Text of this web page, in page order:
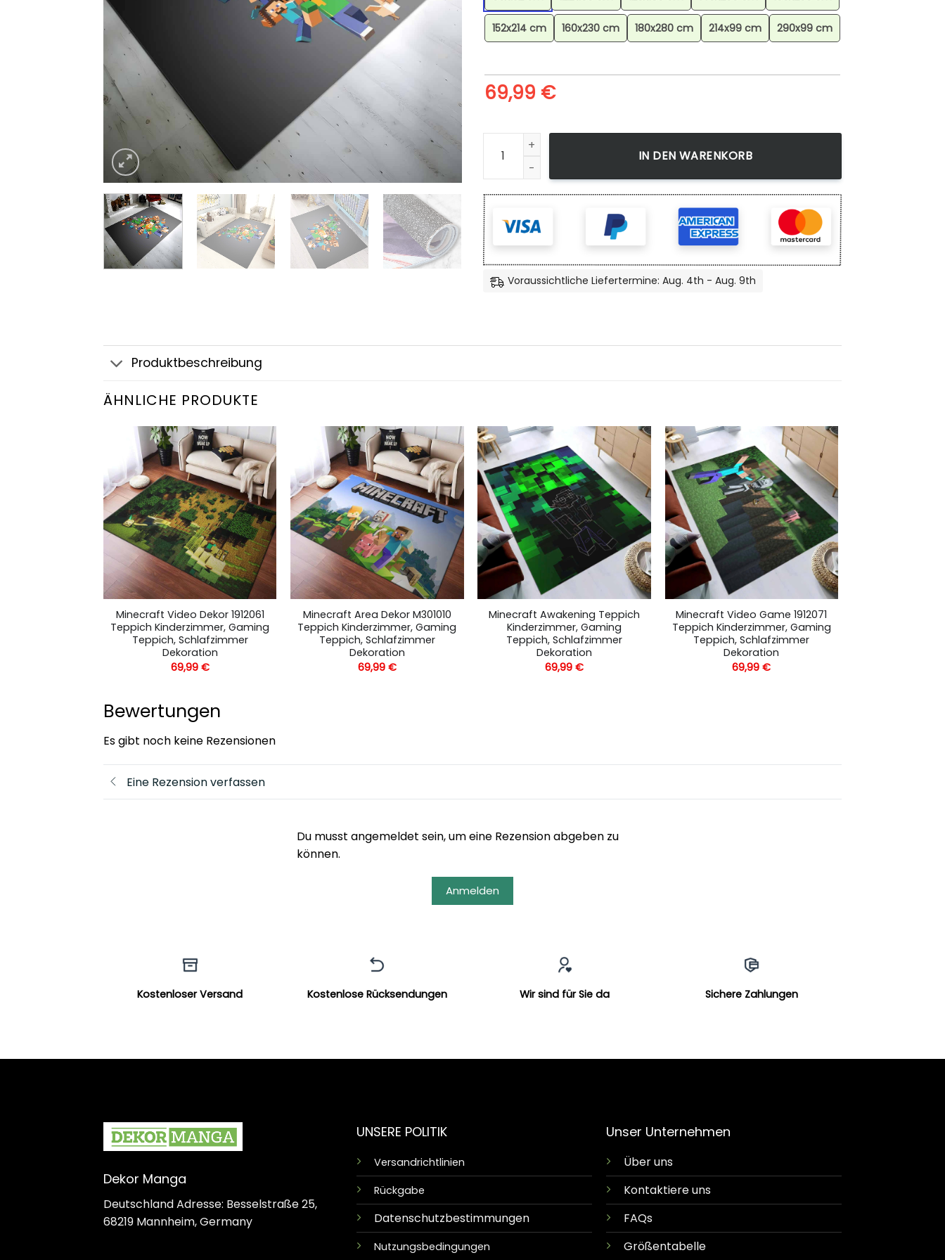
152x214 cm 160x230 cm 180x280 cm 214x99 cm 290x99 cm
69,99 €
Minecraft Alle Charaktere Steve Creeper Schwein Zombie Dorfbewohner Teppich, Pixel
IN DEN WARENKORB
Voraussichtliche Liefertermine: Aug. 4th - Aug. 9th
Produktbeschreibung
ÄHNLICHE PRODUKTE
Minecraft Video Dekor 1912061
Teppich Kinderzimmer, Gaming
Teppich, Schlafzimmer
Dekoration
69,99 €
Minecraft Area Dekor M301010
Teppich Kinderzimmer, Gaming
Teppich, Schlafzimmer
Dekoration
69,99 €
Minecraft Awakening Teppich
Kinderzimmer, Gaming
Teppich, Schlafzimmer
Dekoration
69,99€
Minecraft Video Game 1912071
Teppich Kinderzimmer, Gaming
Teppich, Schlafzimmer
Dekoration
69,99€
Bewertungen
Es gibt noch keine Rezensionen
Eine Rezension verfassen
Du musst angemeldet sein, um eine Rezension abgeben zu
können.
Anmelden
Kostenloser Versand Kostenlose Rücksendungen Wir sind für Sie da Sichere Zahlungen
Dekor Manga
Deutschland Adresse: Besselstraße 25,
68219 Mannheim, Germany
UNSERE POLITIK
Versandrichtlinien
Rückgabe
Datenschutzbestimmungen
Nutzungsbedingungen
Unser Unternehmen
Über uns
Kontaktiere uns
FAQs
Größentabelle